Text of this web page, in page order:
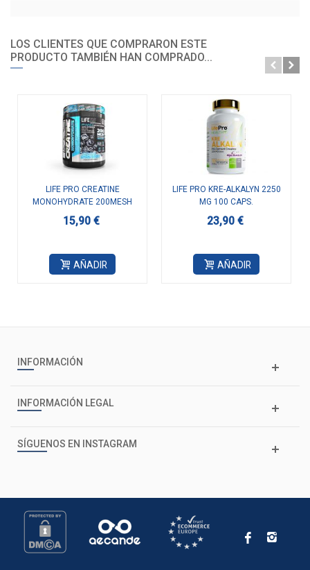
LOS CLIENTES QUE COMPRARON ESTE
PRODUCTO TAMBIÉN HAN COMPRADO...
LIFE PRO CREATINE
MONOHYDRATE 200MESH
300G
15,90 €
AÑADIR
LIFE PRO KRE-ALKALYN 2250
MG 100 CAPS.
23,90 €
AÑADIR
INFORMACIÓN
INFORMACIÓN LEGAL
SÍGUENOS EN INSTAGRAM